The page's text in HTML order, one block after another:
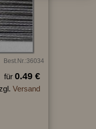
Best.Nr.:36034
für 0.49 €
Versand